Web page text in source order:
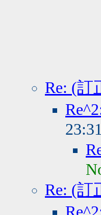
Re: (
23:31
Re: (